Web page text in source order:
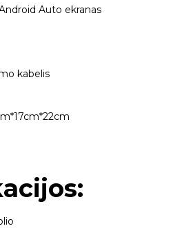
Auto ekranas
kabelis